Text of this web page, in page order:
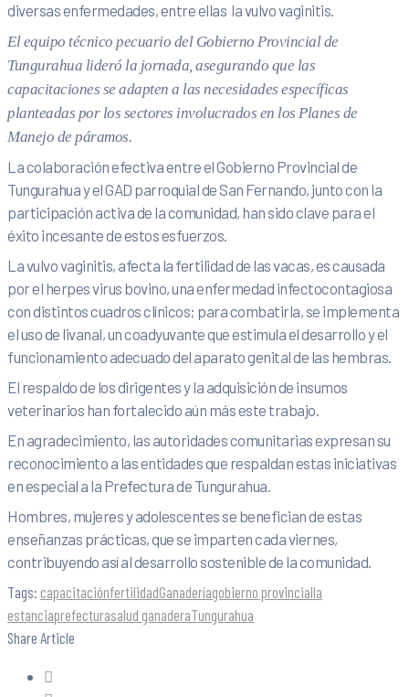
diversas enfermedades, entre ellas la vulvo vaginitis.
El equipo técnico pecuario del Gobierno Provincial de
Tungurahua lideró la jornada, asegurando que las
capacitaciones se adapten a las necesidades específicas
planteadas por los sectores involucrados en los Planes de
Manejo de páramos.
La colaboración efectiva entre el Gobierno Provincial de
Tungurahua y el GAD parroquial de San Fernando, junto con la
participación activa de la comunidad, han sido clave para el
éxito incesante de estos esfuerzos.
La vulvo vaginitis, afecta la fertilidad de las vacas, es causada
por el herpes virus bovino, una enfermedad infectocontagiosa
con distintos cuadros clínicos; para combatirla, se implementa
el uso de livanal, un coadyuvante que estimula el desarrollo y el
funcionamiento adecuado del aparato genital de las hembras.
El respaldo de los dirigentes y la adquisición de insumos
veterinarios han fortalecido aún más este trabajo.
En agradecimiento, las autoridades comunitarias expresan su
reconocimiento a las entidades que respaldan estas iniciativas
en especial a la Prefectura de Tungurahua.
Hombres, mujeres y adolescentes se benefician de estas
enseñanzas prácticas, que se imparten cada viernes,
contribuyendo así al desarrollo sostenible de la comunidad.
Tags: capacitaciónfertilidadGanaderíagobierno provincialla
estanciaprefecturasalud ganaderaTungurahua
Share Article